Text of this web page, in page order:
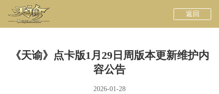
返回
《天谕》点卡版1月29日周版本更新维护内
容公告
2026-01-28